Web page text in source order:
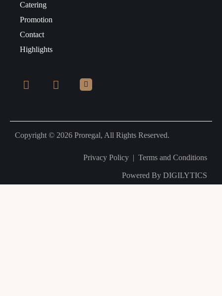
Catering
Promotion
Contact
Highlights
Copyright © 2026 Proregal, All Rights Reserved.
Privacy Policy | Terms and Conditions
Powered By DIGILYTICS